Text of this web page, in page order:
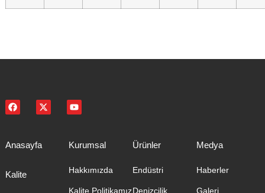
Anasayfa
Kalite
Kurumsal
Hakkımızda
Kalite Politikamız
Ürünler
Endüstri
Denizcilik
Medya
Haberler
Galeri